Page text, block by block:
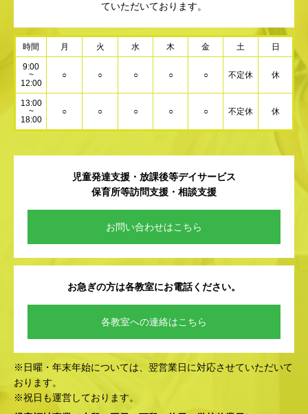
ていただいております。
時間 月 火 水 木 金 土 日
9:00
~
12:00
○ ○ ○ ○ ○ 不定休 休
13:00
~
18:00
○ ○ ○ ○ ○ 不定休 休
児童発達支援・放課後等デイサービス
保育所等訪問支援・相談支援
お問い合わせはこちら
お急ぎの方は各教室にお電話ください。
各教室への連絡はこちら
※日曜・年末年始については、翌営業日に対応させていただいて
おります。
※祝日も運営しております。